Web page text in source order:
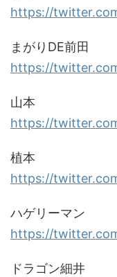
https://
まがりDE前田
https://
山本
https://
植本
https://
ハゲリーマン
https://
ドラゴン細井